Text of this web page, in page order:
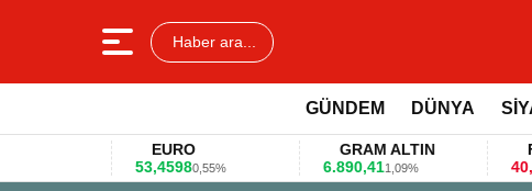
Haber ara...
GÜNDEM DÜNYA
EURO
53,45980,55%
GRAM ALTIN
6.890,411,09%
40,65-